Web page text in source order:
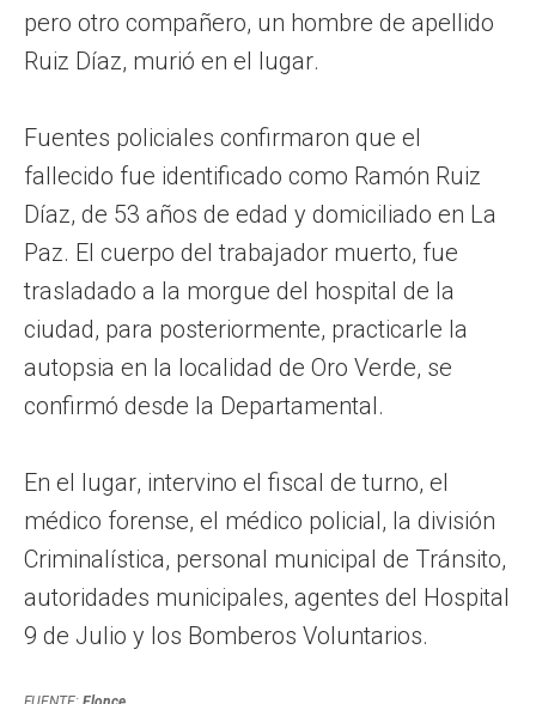
pero otro compañero, un hombre de apellido
Ruiz Díaz, murió en el lugar.
Fuentes policiales confirmaron que el
fallecido fue identificado como Ramón Ruiz
Díaz, de 53 años de edad y domiciliado en La
Paz. El cuerpo del trabajador muerto, fue
trasladado a la morgue del hospital de la
ciudad, para posteriormente, practicarle la
autopsia en la localidad de Oro Verde, se
confirmó desde la Departamental.
En el lugar, intervino el fiscal de turno, el
médico forense, el médico policial, la división
Criminalística, personal municipal de Tránsito,
autoridades municipales, agentes del Hospital
9 de Julio y los Bomberos Voluntarios.